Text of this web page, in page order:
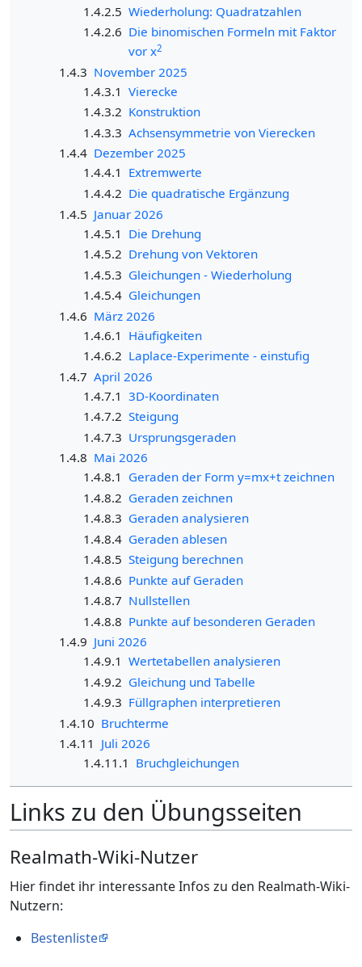
1.4.2.5 Wiederholung: Quadratzahlen
1.4.2.6 Die binomischen Formeln mit Faktor
vor x2
1.4.3 November 2025
1.4.3.1 Vierecke
1.4.3.2 Konstruktion
1.4.3.3 Achsensymmetrie von Vierecken
1.4.4 Dezember 2025
1.4.4.1 Extremwerte
1.4.4.2 Die quadratische Ergänzung
1.4.5 Januar 2026
1.4.5.1 Die Drehung
1.4.5.2 Drehung von Vektoren
1.4.5.3 Gleichungen - Wiederholung
1.4.5.4 Gleichungen
1.4.6 März 2026
1.4.6.1 Häufigkeiten
1.4.6.2 Laplace-Experimente - einstufig
1.4.7 April 2026
1.4.7.1 3D-Koordinaten
1.4.7.2 Steigung
1.4.7.3 Ursprungsgeraden
1.4.8 Mai 2026
1.4.8.1 Geraden der Form y=mx+t zeichnen
1.4.8.2 Geraden zeichnen
1.4.8.3 Geraden analysieren
1.4.8.4 Geraden ablesen
1.4.8.5 Steigung berechnen
1.4.8.6 Punkte auf Geraden
1.4.8.7 Nullstellen
1.4.8.8 Punkte auf besonderen Geraden
1.4.9 Juni 2026
1.4.9.1 Wertetabellen analysieren
1.4.9.2 Gleichung und Tabelle
1.4.9.3 Füllgraphen interpretieren
1.4.10 Bruchterme
1.4.11 Juli 2026
1.4.11.1 Bruchgleichungen
Links zu den Übungsseiten
Realmath-Wiki-Nutzer
Hier findet ihr interessante Infos zu den Realmath-Wiki-
Nutzern:
Bestenliste